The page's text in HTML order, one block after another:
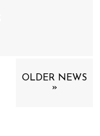
OLDER NEWS
»